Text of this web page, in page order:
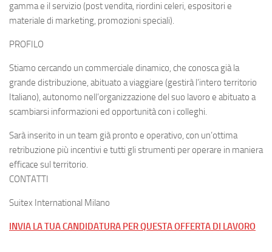
gamma e il servizio (post vendita, riordini celeri, espositori e
materiale di marketing, promozioni speciali).
PROFILO
Stiamo cercando un commerciale dinamico, che conosca già la
grande distribuzione, abituato a viaggiare (gestirà l’intero territorio
Italiano), autonomo nell’organizzazione del suo lavoro e abituato a
scambiarsi informazioni ed opportunità con i colleghi.
Sarà inserito in un team già pronto e operativo, con un’ottima
retribuzione più incentivi e tutti gli strumenti per operare in maniera
efficace sul territorio.
CONTATTI
Suitex International Milano
INVIA LA TUA CANDIDATURA PER QUESTA OFFERTA DI LAVORO